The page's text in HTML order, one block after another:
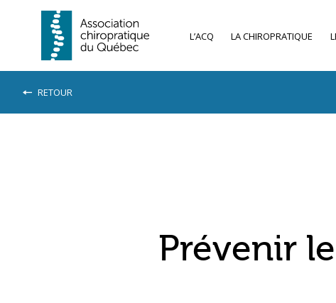
L’ACQ LA CHIROPRATIQUE
RETOUR
Prévenir